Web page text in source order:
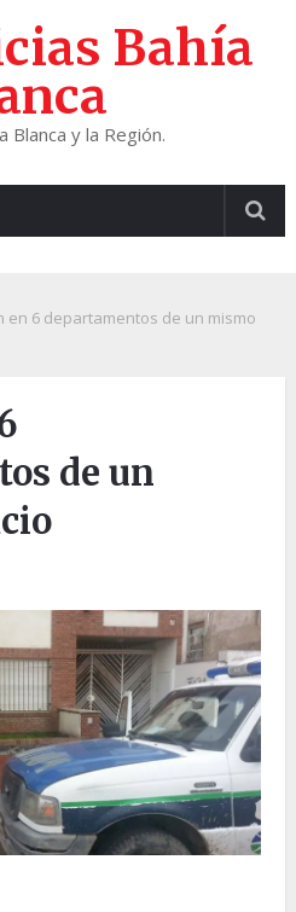
Bahía
Blanca y la Región.
en 6 departamentos de un mismo
de un